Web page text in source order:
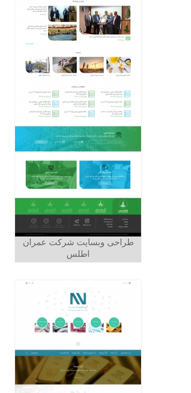
طراحی وبسایت شرکت عمران
اطلس